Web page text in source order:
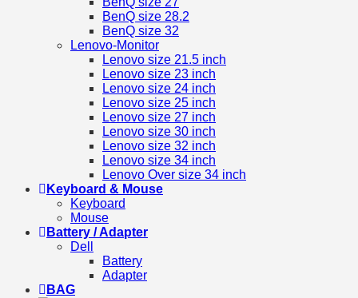
BenQ size 28.2
BenQ size 32
Lenovo-Monitor
Lenovo size 21.5 inch
Lenovo size 23 inch
Lenovo size 24 inch
Lenovo size 25 inch
Lenovo size 27 inch
Lenovo size 30 inch
Lenovo size 32 inch
Lenovo size 34 inch
Lenovo Over size 34 inch
Keyboard & Mouse
Keyboard
Mouse
Battery / Adapter
Dell
Battery
Adapter
BAG